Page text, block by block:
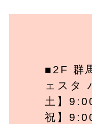
■2F 群
ェスタ
土】
祝】